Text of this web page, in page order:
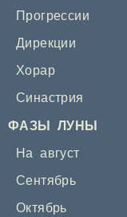
Прогрессии
Дирекции
Хорар
Синастрия
ФАЗЫ ЛУНЫ
На август
Сентябрь
Октябрь